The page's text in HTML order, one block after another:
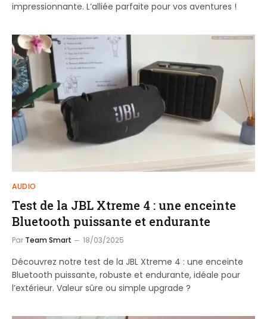
impressionnante. L’alliée parfaite pour vos aventures !
AUDIO
Test de la JBL Xtreme 4 : une enceinte
Bluetooth puissante et endurante
Par Team Smart 18/03/2025
Découvrez notre test de la JBL Xtreme 4 : une enceinte
Bluetooth puissante, robuste et endurante, idéale pour
l’extérieur. Valeur sûre ou simple upgrade ?